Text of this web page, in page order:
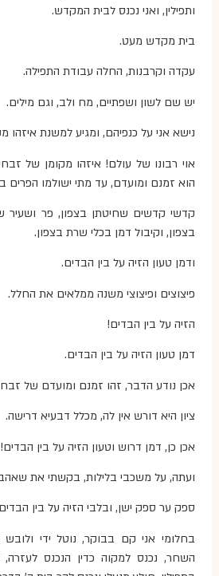
ותפילין, ואני נכנס לבית המקדש.
בית מקדש מעט.
עקדה וקרבנות, החלה עבודת התפילה.
יש שם לשון ושפתיים, מח ולב, וגם מילים.
נישא אני על כנפיהם, ומגיע למשנת איזהו
אוי רבונו של עולם! איזהו מקומן של
הוא זמנם ומועדם, עד מתי ישולמו הפרים
קדשי קדשים שחיטתן בצפון, פר ושעיר
בצפון, וקיבול דמן בכלי שרת בצפון.
ודמן טעון הזיה על בין הבדים.
פיצוצים ופיצוצי משנה ממלאים את החלל.
הזיה על בין הבדים!
דמן טעון הזיה על בין הבדים.
אכן נודע הדבר, זהו זמנם ומועדם של
ציון היא דורש אין לה, מכלל דבעיא דרישה.
אכן כן, דמן דרוש וטעון הזיה על בין הבדים!
ועתה, על משכבי בלילות, בקשתי את
ספק ער ספק ישן, ובלבי הזיה על בין
בחלומי אני קם בבוקר, נוטל ידי
השחר, נכנס למקוה כדין הנכנס